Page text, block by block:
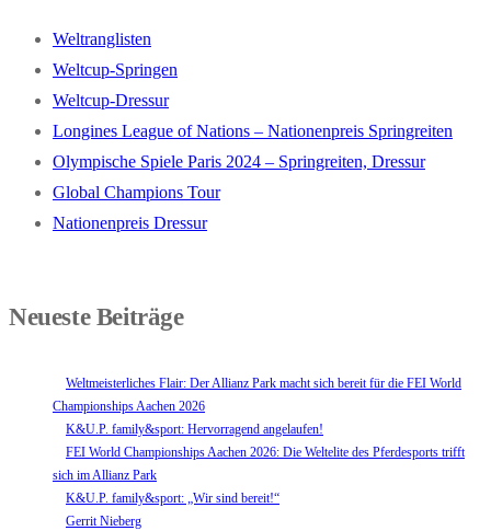
Weltranglisten
Weltcup-Springen
Weltcup-Dressur
Longines League of Nations – Nationenpreis Springreiten
Olympische Spiele Paris 2024 – Springreiten, Dressur
Global Champions Tour
Nationenpreis Dressur
Neueste Beiträge
Weltmeisterliches Flair: Der Allianz Park macht sich bereit für die FEI World
Championships Aachen 2026
K&U.P. family&sport: Hervorragend angelaufen!
FEI World Championships Aachen 2026: Die Weltelite des Pferdesports trifft
sich im Allianz Park
K&U.P. family&sport: „Wir sind bereit!“
Gerrit Nieberg